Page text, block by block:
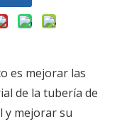
es mejorar las
de la tubería de
y mejorar su